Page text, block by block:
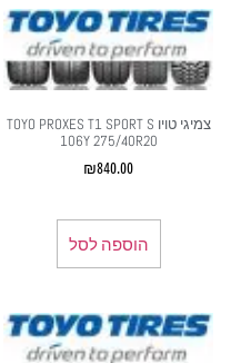
צמיגי טויו TOYO PROXES T1 SPORT S
106Y 275/40R20
₪840.00
הוספה לסל